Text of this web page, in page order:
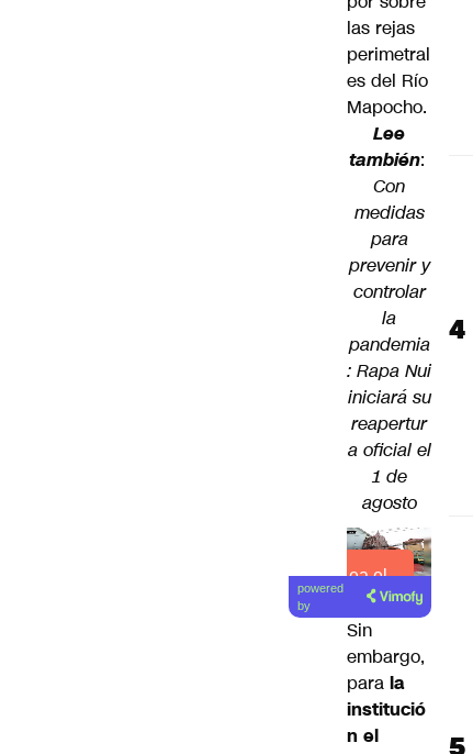
las rejas
perimetral
es del Río
Mapocho.
Lee
también:
Con
medidas
para
prevenir y
controlar
la
pandemia
: Rapa Nui
iniciará su
reapertur
a oficial el
1 de
agosto
Lea el
artículo
powered
by
Sin
embargo,
para la
institució
n el